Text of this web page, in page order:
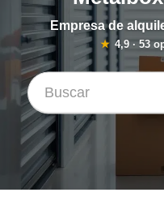
Empresa de
★ 4,9 · 53